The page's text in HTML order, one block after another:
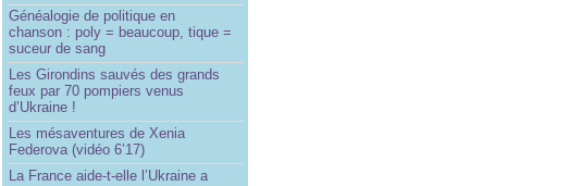
Généalogie de politique en
chanson : poly = beaucoup, tique =
suceur de sang
Les Girondins sauvés des grands
feux par 70 pompiers venus
d’Ukraine !
Les mésaventures de Xenia
Federova (vidéo 6’17)
La France aide-t-elle l’Ukraine a